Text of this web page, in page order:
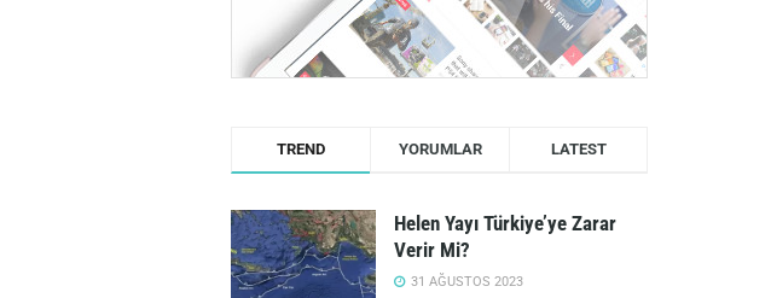
TREND YORUMLAR LATEST
Helen Yayı Türkiye’ye Zarar
Verir Mi?
31 AĞUSTOS 2023